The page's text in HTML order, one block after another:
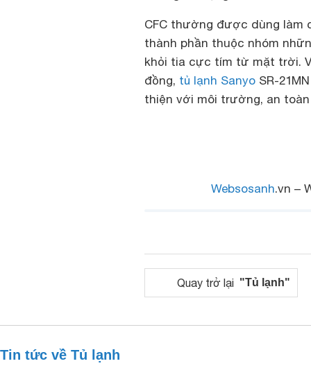
CFC thường được dùng làm
thành phần thuộc nhóm
khỏi tia cực tím từ mặt trời.
đồng, tủ lạnh Sanyo SR-
thiện với môi trường, an
Websosanh.vn –
Quay trở lại "Tủ lạnh"
Tin tức về Tủ lạnh